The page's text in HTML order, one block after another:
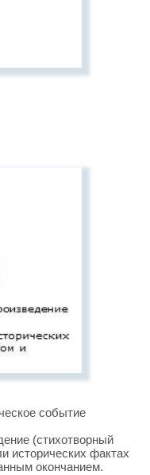
событие
(стихотворный
исторических фактах
окончанием.